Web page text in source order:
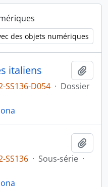
des objets numériques
italiens
SS136-D054 · Dossier
SS136 · Sous-série ·